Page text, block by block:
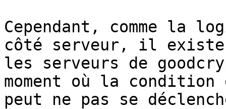
Cependant, comme la
côté serveur, il existe
les serveurs de
moment où la
peut ne pas se